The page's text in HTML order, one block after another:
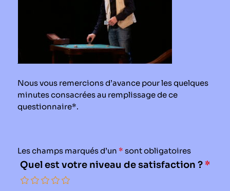
Infos pratiques
Nous vous remercions d’avance pour les quelques
minutes consacrées au remplissage de ce
questionnaire*.
Les champs marqués d’un * sont obligatoires
Quel est votre niveau de satisfaction ? *